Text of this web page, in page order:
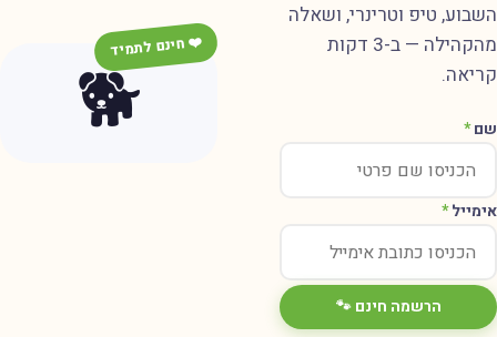
טיפ וטרינרי, ושאלה
מהקהילה — ב-3 דקות
*
*
הרשמה חינם 🐾
🐕
❤️ חינם לתמיד